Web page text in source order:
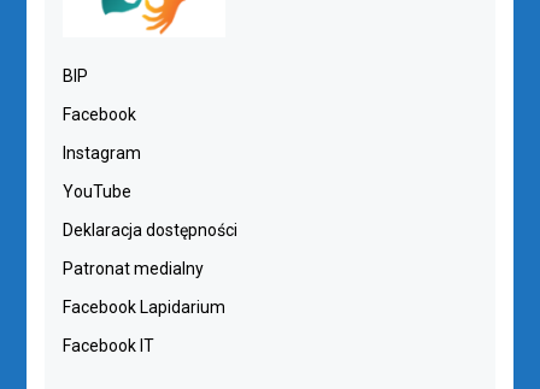
BIP
Facebook
Instagram
YouTube
Deklaracja dostępności
Patronat medialny
Facebook Lapidarium
Facebook IT